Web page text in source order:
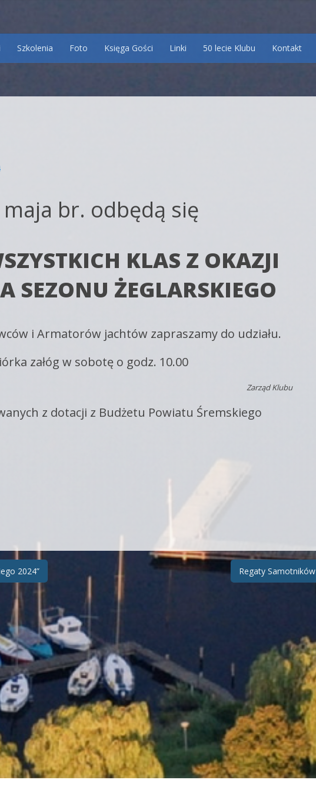
Szkolenia Foto Księga Gości Linki 50 lecie Klubu Kontakt
maja br. odbędą się
KLAS Z OKAZJI
SEZONU ŻEGLARSKIEGO
i Armatorów jachtów zapraszamy do udziału.
załóg w sobotę o godz. 10.00
Zarząd Klubu
z dotacji z Budżetu Powiatu Śremskiego
2024” Regaty Samotników